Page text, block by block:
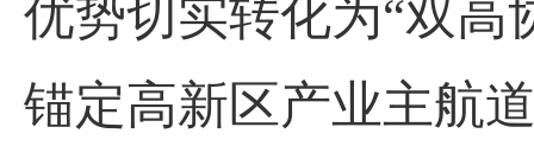
优势切实转化为“双高
锚定高新区产业主航